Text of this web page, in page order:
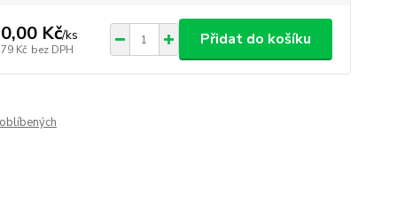
Kč/ks
Kč bez DPH
Přidat do košíku